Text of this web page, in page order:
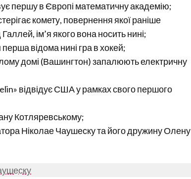
першу в Європі математичну академію;
комету, повернення якої раніше
ім’я якого вона носить нині;
перша відома нині гра в хокей;
домі (Вашингтон) запалюють електричну
відвідує США у рамках свого першого
Котляревському;
Ніколае Чаушеску та його дружину Олену